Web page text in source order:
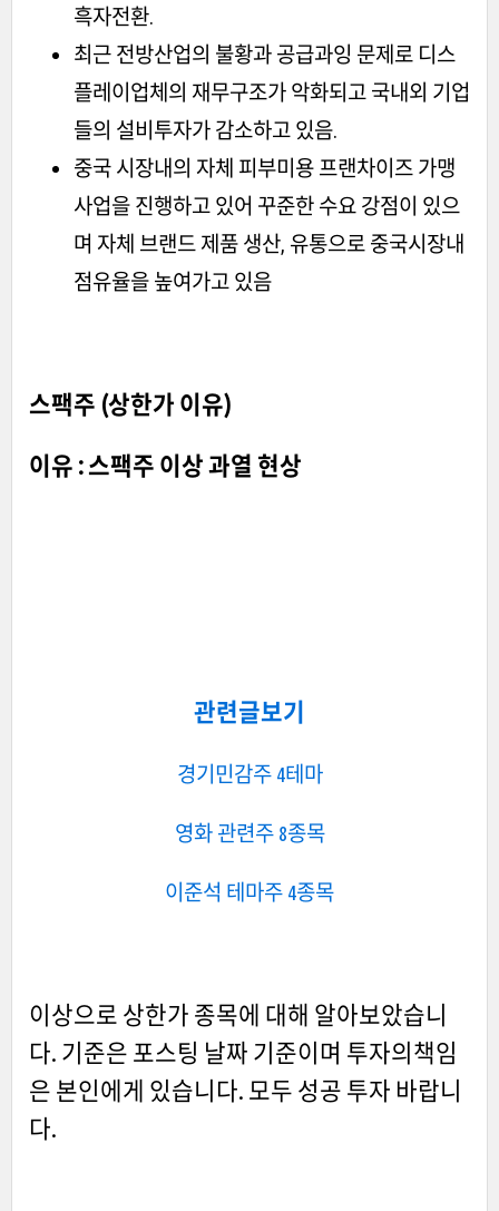
흑자전환.
최근 전방산업의 불황과 공급과잉 문제로 디스
플레이업체의 재무구조가 악화되고 국내외 기업
들의 설비투자가 감소하고 있음.
중국 시장내의 자체 피부미용 프랜차이즈 가맹
사업을 진행하고 있어 꾸준한 수요 강점이 있으
며 자체 브랜드 제품 생산, 유통으로 중국시장내
점유율을 높여가고 있음
스팩주 (상한가 이유)
이유 : 스팩주 이상 과열 현상
관련글보기
경기민감주 4테마
영화 관련주 8종목
이준석 테마주 4종목
이상으로 상한가 종목에 대해 알아보았습니
다. 기준은 포스팅 날짜 기준이며 투자의책임
은 본인에게 있습니다. 모두 성공 투자 바랍니
다.